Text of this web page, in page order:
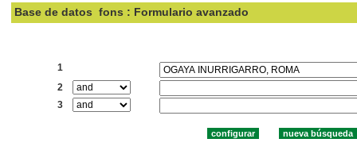
Base de datos fons : Formulario avanzado
1
2
3